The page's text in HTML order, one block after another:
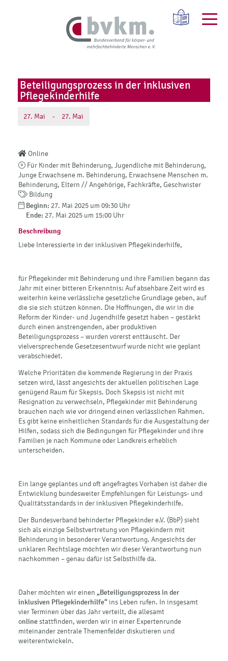
Beteiligungsprozess in der inklusiven
Pflegekinderhilfe
27. Mai - 27. Mai
Online
Für Kinder mit Behinderung, Jugendliche mit Behinderung,
Junge Erwachsene m. Behinderung, Erwachsene Menschen m.
Behinderung, Eltern // Angehörige, Fachkräfte, Geschwister
Bildung
Beginn: 27. Mai 2025 um 09:30 Uhr
Ende: 27. Mai 2025 um 15:00 Uhr
Beschreibung
Liebe Interessierte in der inklusiven Pflegekinderhilfe,
für Pflegekinder mit Behinderung und ihre Familien begann das
Jahr mit einer bitteren Erkenntnis: Auf absehbare Zeit wird es
weiterhin keine verlässliche gesetzliche Grundlage geben, auf
die sie sich stützen können. Die Hoffnungen, die wir in die
Reform der Kinder- und Jugendhilfe gesetzt haben – gestärkt
durch einen anstrengenden, aber produktiven
Beteiligungsprozess – wurden vorerst enttäuscht. Der
vielversprechende Gesetzesentwurf wurde nicht wie geplant
verabschiedet.
Welche Prioritäten die kommende Regierung in der Praxis
setzen wird, lässt angesichts der aktuellen politischen Lage
genügend Raum für Skepsis. Doch Skepsis ist nicht mit
Resignation zu verwechseln, Pflegekinder mit Behinderung
brauchen nach wie vor dringend einen verlässlichen Rahmen.
Es gibt keine einheitlichen Standards für die Ausgestaltung der
Hilfen, sodass sich die Bedingungen für Pflegekinder und ihre
Familien je nach Kommune oder Landkreis erheblich
unterscheiden.
Ein lange geplantes und oft angefragtes Vorhaben ist daher die
Entwicklung bundesweiter Empfehlungen für Leistungs- und
Qualitätsstandards in der inklusiven Pflegekinderhilfe.
Der Bundesverband behinderter Pflegekinder e.V. (BbP) sieht
sich als einzige Selbstvertretung von Pflegekindern mit
Behinderung in besonderer Verantwortung. Angesichts der
unklaren Rechtslage möchten wir dieser Verantwortung nun
nachkommen – genau dafür ist Selbsthilfe da.
Daher möchten wir einen „Beteiligungsprozess in der
inklusiven Pflegekinderhilfe“ins Leben rufen. In insgesamt
vier Terminen über das Jahr verteilt, die allesamt
onlinestattfinden, werden wir in einer Expertenrunde
miteinander zentrale Themenfelder diskutieren und
weiterentwickeln.